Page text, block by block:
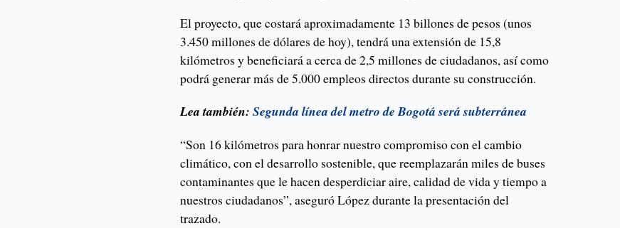
El proyecto, que costará aproximadamente 13 billones de pesos (unos
3.450 millones de dólares de hoy), tendrá una extensión de 15,8
kilómetros y beneficiará a cerca de 2,5 millones de ciudadanos, así como
podrá generar más de 5.000 empleos directos durante su construcción.
Lea también:Segunda línea del metro de Bogotá será subterránea
“Son 16 kilómetros para honrar nuestro compromiso con el cambio
climático, con el desarrollo sostenible, que reemplazarán miles de buses
contaminantes que le hacen desperdiciar aire, calidad de vida y tiempo a
nuestros ciudadanos”, aseguró López durante la presentación del
trazado.